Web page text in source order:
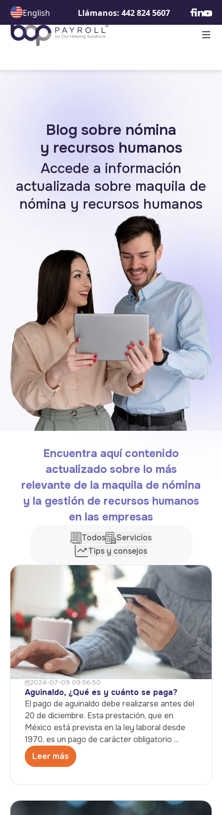
English Llámanos: 442 824 5607
Blog sobre nómina
y recursos humanos
Accede a información
actualizada sobre maquila de
nómina y recursos humanos
Encuentra aquí contenido
actualizado sobre lo más
relevante de la maquila de nómina
y la gestión de recursos humanos
en las empresas
Todos
Servicios
Tips y consejos
2024-07-09 09:56:50
Aguinaldo, ¿Qué es y cuánto se paga?
El pago de aguinaldo debe realizarse antes del
20 de diciembre. Esta prestación, que en
México está prevista en la ley laboral desde
1970, es un pago de carácter obligatorio ...
Leer más